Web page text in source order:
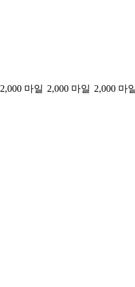
2,000 마일 2,000 마일 2,000 마